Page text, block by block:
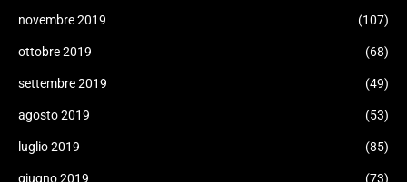
novembre 2019 (107)
ottobre 2019 (68)
settembre 2019 (49)
agosto 2019 (53)
luglio 2019 (85)
giugno 2019 (73)